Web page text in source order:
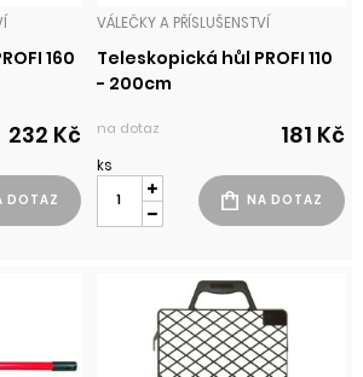
160
232 Kč
VÁLEČKY A PŘÍSLUŠENSTVÍ
Teleskopická hůl PROFI 110
- 200cm
na dotaz 181 Kč
ks